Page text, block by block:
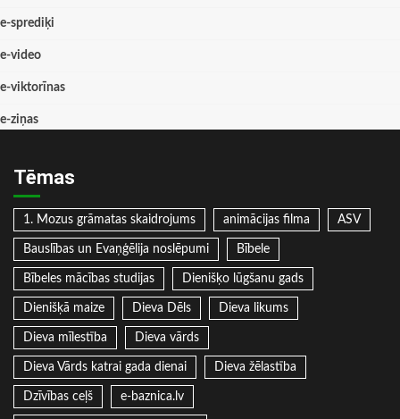
e-sprediķi
e-video
e-viktorīnas
e-ziņas
Tēmas
1. Mozus grāmatas skaidrojums animācijas filma ASV
Bauslības un Evaņģēlija noslēpumi Bībele
Bībeles mācības studijas Dienišķo lūgšanu gads
Dienišķā maize Dieva Dēls Dieva likums
Dieva mīlestība Dieva vārds
Dieva Vārds katrai gada dienai Dieva žēlastība
Dzīvības ceļš e-baznica.lv